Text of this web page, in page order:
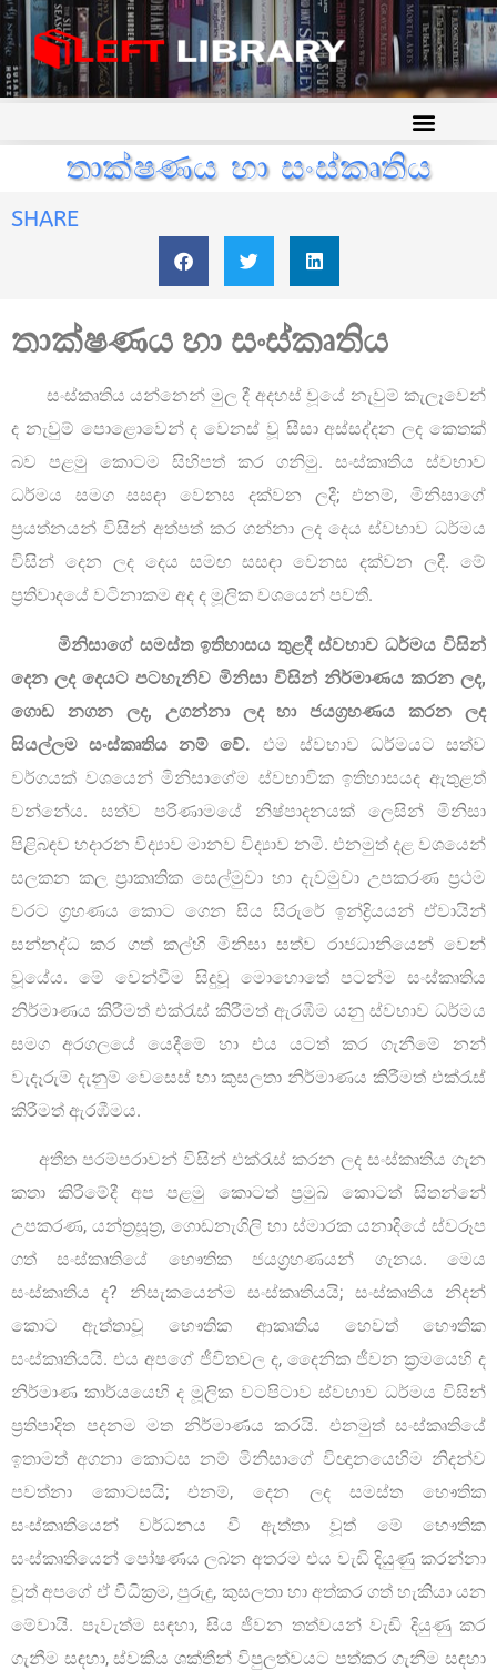
තාක්ෂණය හා සංස්කෘතිය
SHARE
තාක්ෂණය හා සංස්කෘතිය
සංස්කෘතිය යන්නෙන් මුල දී අදහස් වූයේ නැවුම් කැලෑවෙන්
ද නැවුම් පොළොවෙන් ද වෙනස් වූ සීසා අස්සද්දන ලද කෙතක්
බව පළමු කොටම සිහිපත් කර ගනිමු. සංස්කෘතිය ස්වභාව
ධර්මය සමග සසඳා වෙනස දක්වන ලදී; එනම්, මිනිසාගේ
ප්‍රයත්නයන් විසින් අත්පත් කර ගන්නා ලද දෙය ස්වභාව ධර්මය
විසින් දෙන ලද දෙය සමඟ සසඳා වෙනස දක්වන ලදී. මේ
ප්‍රතිවාදයේ වටිනාකම අද ද මූලික වශයෙන් පවතී.
මිනිසාගේ සමස්ත ඉතිහාසය තුළදී ස්වභාව ධර්මය විසින්
දෙන ලද දෙයට පටහැනිව මිනිසා විසින් නිර්මාණය කරන ලද,
ගොඩ නගන ලද, උගන්නා ලද හා ජයග්‍රහණය කරන ලද
සියල්ලම සංස්කෘතිය නම් වේ. එම ස්වභාව ධර්මයට සත්ව
වර්ගයක් වශයෙන් මිනිසාගේම ස්වභාවික ඉතිහාසයද ඇතුළත්
වන්නේය. සත්ව පරිණාමයේ නිෂ්පාදනයක් ලෙසින් මිනිසා
පිළිබඳව හදාරන විද්‍යාව මානව විද්‍යාව නමි. එනමුත් දළ වශයෙන්
සලකන කල ප්‍රාකෘතික සෙල්මුවා හා දැවමුවා උපකරණ ප්‍රථම
වරට ග්‍රහණය කොට ගෙන සිය සිරුරේ ඉන්ද්‍රියයන් ඒවායින්
සන්නද්ධ කර ගත් කල්හි මිනිසා සත්ව රාජධානියෙන් වෙන්
වූයේය. මේ වෙන්වීම සිදුවූ මොහොතේ පටන්ම සංස්කෘතිය
නිර්මාණය කිරීමත් එක්රැස් කිරීමත් ඇරඹීම යනු ස්වභාව ධර්මය
සමග අරගලයේ යෙදීමේ හා එය යටත් කර ගැනීමේ නන්
වැදෑරුම් දැනුම් වෙසෙස් හා කුසලතා නිර්මාණය කිරීමත් එක්රැස්
කිරීමත් ඇරඹීමය.
අතීත පරම්පරාවන් විසින් එක්රැස් කරන ලද සංස්කෘතිය ගැන
කතා කිරීමේදී අප පළමු කොටත් ප්‍රමුඛ කොටත් සිතන්නේ
උපකරණ, යන්ත්‍රසූත්‍ර, ගොඩනැගිලි හා ස්මාරක යනාදියේ ස්වරූප
ගත් සංස්කෘතියේ භෞතික ජයග්‍රහණයන් ගැනය. මෙය
සංස්කෘතිය ද? නිසැකයෙන්ම සංස්කෘතියයි; සංස්කෘතිය නිදන්
කොට ඇත්තාවූ භෞතික ආකෘතිය හෙවත් භෞතික
සංස්කෘතියයි. එය අපගේ ජීවිතවල ද, දෛනික ජීවන ක්‍රමයෙහි ද
නිර්මාණ කාර්යයෙහි ද මූලික වටපිටාව ස්වභාව ධර්මය විසින්
ප්‍රතිපාදිත පදනම මත නිර්මාණය කරයි. එනමුත් සංස්කෘතියේ
ඉතාමත් අගනා කොටස නම් මිනිසාගේ විඥානයෙහිම නිදන්ව
පවත්නා කොටසයි; එනම්, දෙන ලද සමස්ත භෞතික
සංස්කෘතියෙන් වර්ධනය වී ඇත්තා වූත් මේ භෞතික
සංස්කෘතියෙන් පෝෂණය ලබන අතරම එය වැඩි දියුණු කරන්නා
වූත් අපගේ ඒ විධික්‍රම, පුරුදු, කුසලතා හා අත්කර ගත් හැකියා යන
මේවායි. පැවැත්ම සඳහා, සිය ජීවන තත්වයන් වැඩි දියුණු කර
ගැනීම සඳහා, ස්වකීය ශක්තීන් විපුලත්වයට පත්කර ගැනීම සඳහා